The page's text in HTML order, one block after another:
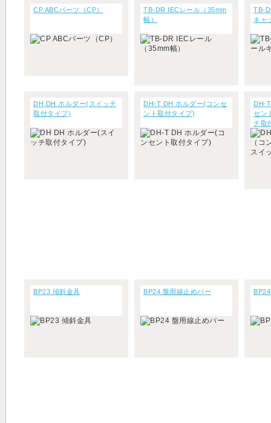
CP ABCパーツ（CP）
TB-DR IECレール（35mm
幅）
TB-
キャ
DH DH ホルダー(スイッチ
取付タイプ)
DH-T DH ホルダー(コンセ
ント取付タイプ)
DH-
セン
チ取
BP23 傾斜金具 BP24 盤用線止めバー